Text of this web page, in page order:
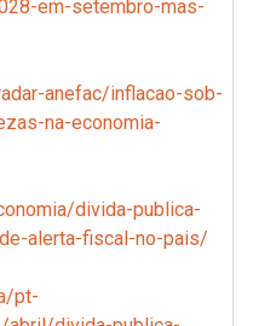
em-setembro-mas-
anefac/inflacao-sob-
na-economia-
divida-publica-
alerta-fiscal-no-pais/
pt-